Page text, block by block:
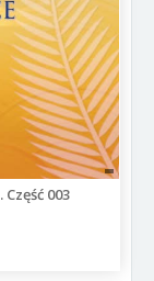
003